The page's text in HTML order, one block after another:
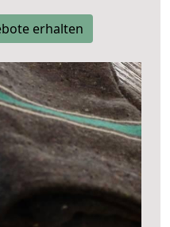
erhalten